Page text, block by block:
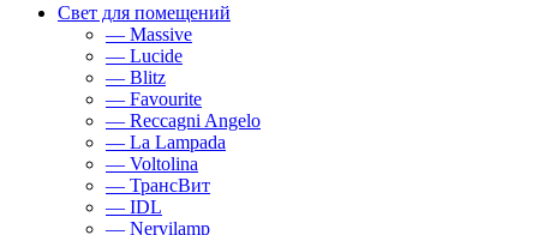
Свет для помещений
— Massive
— Lucide
— Blitz
— Favourite
— Reccagni Angelo
— La Lampada
— Voltolina
— ТрансВит
— IDL
— Nervilamp